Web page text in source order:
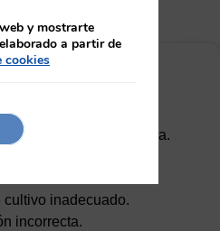
representativa.
durante la recogida.
cultivo inadecuado.
incorrecta.
y mostrarte
a partir de
cookies